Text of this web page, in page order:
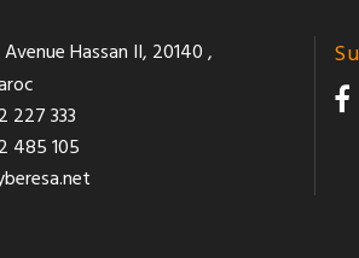
Avenue Hassan II, 20140 ,
227 333
485 105